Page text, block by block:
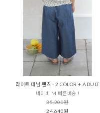
라이트 데님 팬츠 - 2 COLOR + ADULT
네이비 M 빠른배송 !
35,200원
24,640원